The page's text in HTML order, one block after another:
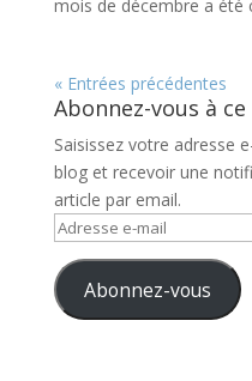
mois de décembre a été
« Entrées précédentes
Abonnez-vous à
Saisissez votre adresse
blog et recevoir une
article par email.
Adresse
mail Abonnez-vous